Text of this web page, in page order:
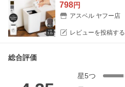
798円
アスベル ヤフー店
レビューを投稿する
総合評価
星5つ